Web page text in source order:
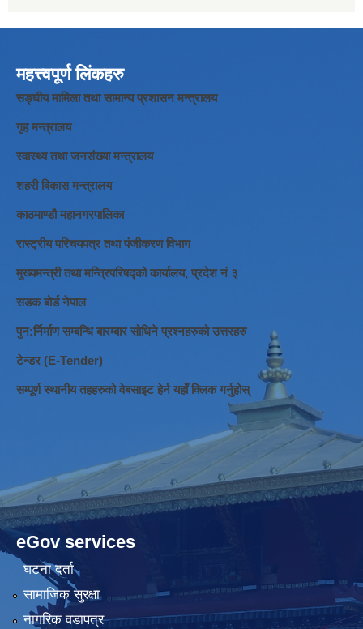
महत्त्वपूर्ण लिंकहरु
सङ्घीय मामिला तथा सामान्य प्रशासन मन्त्रालय
गृह मन्त्रालय
स्वास्थ्य तथा जनसंख्या मन्त्रालय
शहरी विकास मन्त्रालय
काठमाण्डौ महानगरपालिका
रास्ट्रीय परिचयपत्र तथा पंजीकरण विभाग
मुख्यमन्त्री तथा मन्त्रिपरिषद्को कार्यालय, प्रदेश नं ३
सडक बोर्ड नेपाल
पुन:र्निर्माण सम्बन्धि बारम्बार सोधिने प्रश्नहरुको उत्तरहरु
टेन्डर (E-Tender)
सम्पूर्ण स्थानीय तहहरुको वेबसाइट हेर्न यहाँ क्लिक गर्नुहोस्
eGov services
घटना दर्ता
सामाजिक सुरक्षा
नागरिक वडापत्र